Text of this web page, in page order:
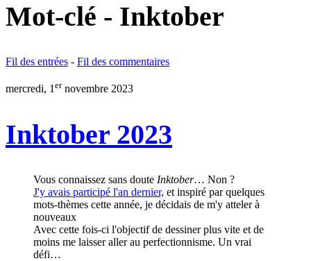
Mot-clé - Inktober
Fil des entrées - Fil des commentaires
mercredi, 1 ernovembre 2023
Inktober 2023
Vous connaissez sans doute Inktober… Non ?
J'y avais participé l'an dernier, et inspiré par quelques
mots-thèmes cette année, je décidais de m'y atteler à
nouveaux
Avec cette fois-ci l'objectif de dessiner plus vite et de
moins me laisser aller au perfectionnisme. Un vrai
défi…